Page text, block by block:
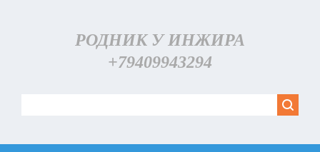
РОДНИК У ИНЖИРА
+79409943294